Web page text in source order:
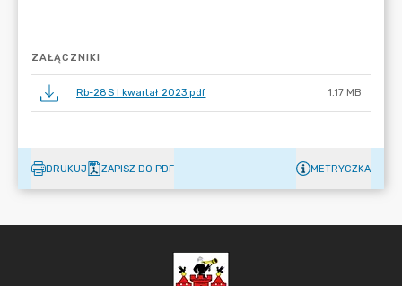
ZAŁĄCZNIKI
Rb-28S I kwartał 2023.pdf 1.17 MB
DRUKUJ ZAPISZ DO PDF METRYCZKA